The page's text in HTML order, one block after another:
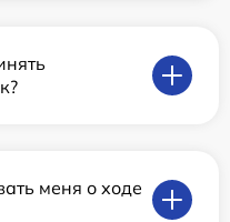
меня о ходе